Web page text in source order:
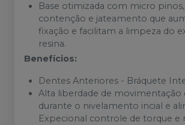
Base otimizada com micro
contenção e jateamento que
fixação e facilitam a limpeza do
resina.
Benefícios:
Dentes Anteriores - Bráquete
Alta liberdade de movimentação
durante o nivelamento incial e
Expecional controle de torque e